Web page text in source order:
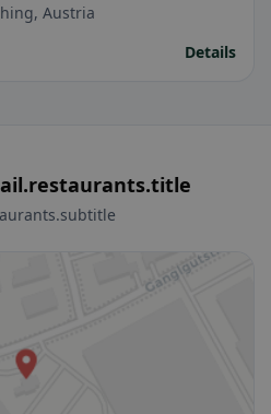
Austria
Details